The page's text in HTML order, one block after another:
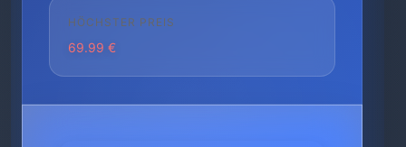
HÖCHSTER PREIS
69.99 €